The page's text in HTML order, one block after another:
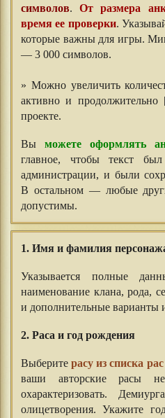
символов.От размера
время ее проверки.
которые важны для игры.
— 3 000 символов.
» Можно увеличить
активно и
проекте.
Вы можете оформлять
главное, чтобы текст
администрации, и были
В остальном — любые
допустимы.
1. Имя и фамилия
Указывается полные
наименование клана, рода,
и дополнительные варианты
2. Раса и год рождения
Выберитерасу из списка рас
ваши авторские расы
охарактеризовать.
олицетворения. Укажите